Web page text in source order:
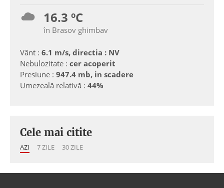
16.3 ºC
în Brasov ghimbav
Vânt : 6.1 m/s, directia : NV
Nebulozitate : cer acoperit
Presiune : 947.4 mb, in scadere
Umezeală relativă : 44%
Cele mai citite
AZI 7 ZILE 30 ZILE